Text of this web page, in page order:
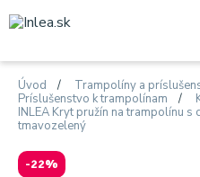
Úvod
Trampolíny a
Príslušenstvo k trampolínam
INLEA Kryt pružín na trampolínu
tmavozelený
-22%